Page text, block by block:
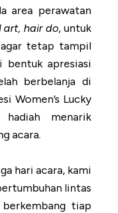
CAREER
area perawatan
art, hair do, untuk
agar tetap tampil
bentuk apresiasi
berbelanja di
Women’s Lucky
hadiah menarik
acara.
hari acara, kami
lintas
berkembang tiap